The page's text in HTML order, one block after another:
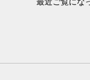
最近ご覧にな